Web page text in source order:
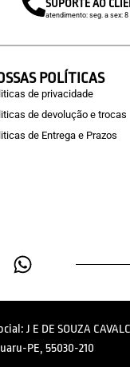
SUPORTE AO
atendimento: seg. a sex: 8
POLÍTICAS
de privacidade
de devolução e trocas
de Entrega e Prazos
J E DE SOUZA
PE, 55030-210